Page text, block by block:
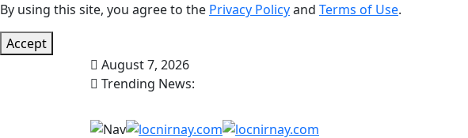
By using this site, you agree to the Privacy Policyand Terms of Use.
Accept
August 7, 2026
Trending News: